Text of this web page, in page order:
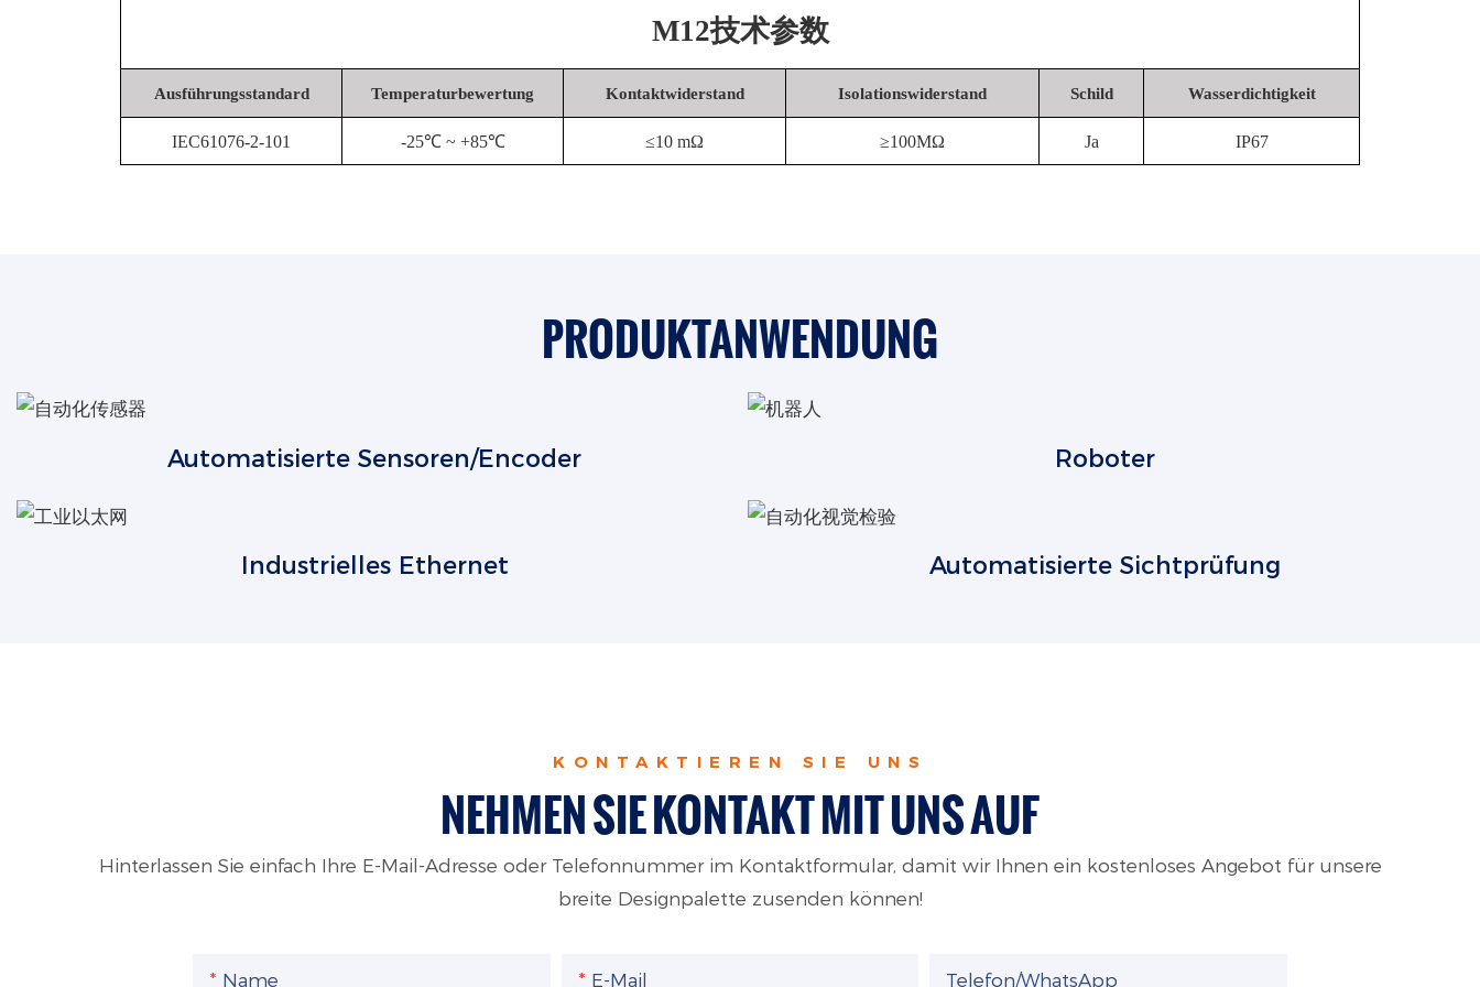
M12技术参数
Ausführungsstandard Temperaturbewertung Kontaktwiderstand Isolationswiderstand Schild Wasserdichtigkeit
IEC61076-2-101 -25℃ ~ +85℃ ≤10 mΩ ≥100MΩ Ja IP67
PRODUKTANWENDUNG
Automatisierte Sensoren/Encoder Roboter
Industrielles Ethernet Automatisierte Sichtprüfung
KONTAKTIEREN SIE UNS
NEHMEN SIE KONTAKT MIT UNS AUF
Hinterlassen Sie einfach Ihre E-Mail-Adresse oder Telefonnummer im Kontaktformular, damit wir Ihnen ein kostenloses Angebot für unsere
breite Designpalette zusenden können!
Name E-Mail Telefon/WhatsApp